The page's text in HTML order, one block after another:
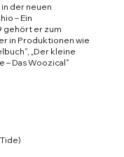
der neuen
– Ein
gehört er zum
in Produktionen wie
„Der kleine
– Das Woozical“